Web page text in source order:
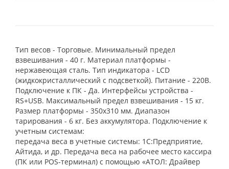
Тип весов - Торговые. Минимальный предел
взвешивания - 40 г. Материал платформы -
нержавеющая сталь. Тип индикатора - LCD
(жидкокристаллический с подсветкой). Питание - 220B.
Подключение к ПК - Да. Интерфейсы устройства -
RS+USB. Максимальный предел взвешивания - 15 кг.
Размер платформы - 350х310 мм. Диапазон
тарирования - 6 кг. Без аккумулятора. Подключение к
учетным системам:
передача веса в учетные системы: 1С:Предприятие,
Айтида, и др. Передача веса на рабочее место кассира
(ПК или POS-терминал) с помощью «АТОЛ: Драйвер